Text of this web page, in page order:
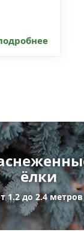
ёлки
1.2 до 2.4 метров